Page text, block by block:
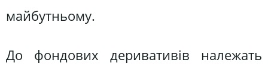
майбутньому.
До фондових деривативів належать